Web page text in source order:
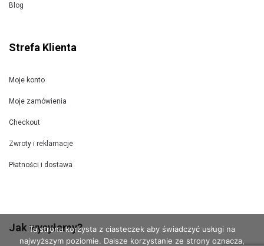
Blog
Strefa Klienta
Moje konto
Moje zamówienia
Checkout
Zwroty i reklamacje
Płatności i dostawa
Jak wysyłamy?
Ta strona korzysta z ciasteczek aby świadczyć usługi na
najwyższym poziomie. Dalsze korzystanie ze strony oznacza,